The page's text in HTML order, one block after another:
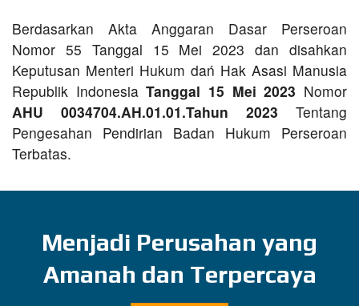
Berdasarkan Akta Anggaran Dasar Perseroan
Nomor 55 Tanggal 15 Mei 2023 dan disahkan
Keputusan Menteri Hukum dań Hak Asasi Manusia
Republik IndonesiaTanggal 15 Mei 2023 Nomor
AHU 0034704.AH.01.01.Tahun 2023 Tentang
Pengesahan Pendirian Badan Hukum Perseroan
Terbatas.
Menjadi Perusahan yang
Amanah dan Terpercaya